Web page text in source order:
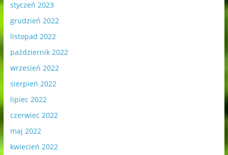
styczeń 2023
grudzień 2022
listopad 2022
październik 2022
wrzesień 2022
sierpień 2022
lipiec 2022
czerwiec 2022
maj 2022
kwiecień 2022